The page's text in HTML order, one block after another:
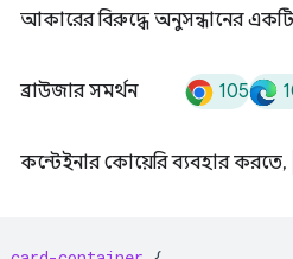
আকারের বিরুদ্ধে অনুসন্ধানের একটি
ব্রাউজার সমর্থন 105
কন্টেইনার কোয়েরি ব্যবহার করতে,